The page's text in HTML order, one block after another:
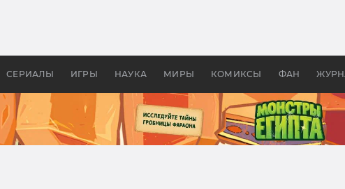
СЕРИАЛЫ ИГРЫ НАУКА МИРЫ КОМИКСЫ ФАН
бы «Властелина колец»